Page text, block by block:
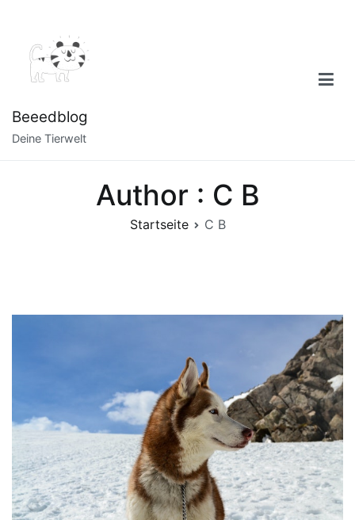
springen
Beeedblog
Deine Tierwelt
Author : C B
Startseite C B